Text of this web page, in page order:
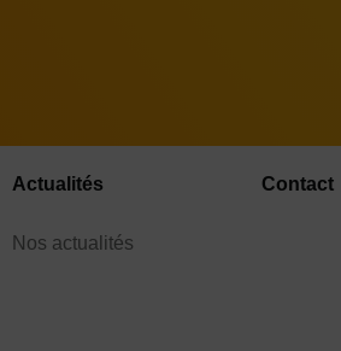
Actualités
Nos actualités
Contact